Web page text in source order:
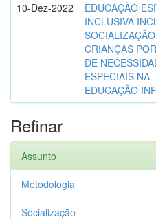
10-Dez-2022
EDUCAÇÃO
INCLUSIVA
CRIANÇAS
DE
ESPECIAIS NA
EDUCAÇÃO
Refinar
Assunto
Metodologia
Socialização